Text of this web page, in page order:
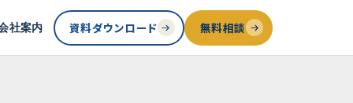
社案内 資料ダウンロード 無料相談